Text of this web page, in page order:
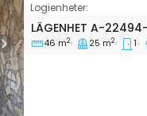
Next
Logienheter:
Ettrumslägenhet
LÄGENHET A-
46 m2 25 m2 1